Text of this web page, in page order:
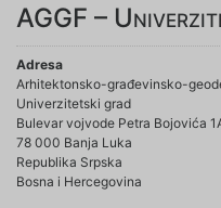
AGGF –
Adresa
Arhitektonsko-građevinsko-
Univerzitetski grad
Bulevar vojvode Petra Bojovića
78 000 Banja Luka
Republika Srpska
Bosna i Hercegovina